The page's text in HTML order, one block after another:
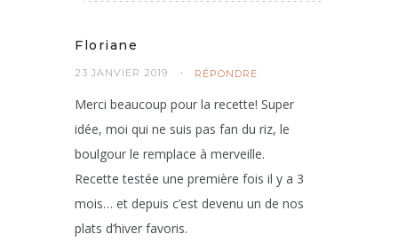
Floriane
23 JANVIER 2019 RÉPONDRE
Merci beaucoup pour la recette! Super
idée, moi qui ne suis pas fan du riz, le
boulgour le remplace à merveille.
Recette testée une première fois il y a 3
mois… et depuis c’est devenu un de nos
plats d’hiver favoris.